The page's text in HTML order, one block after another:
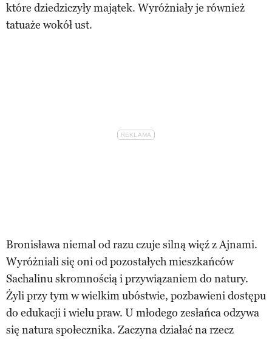
które dziedziczyły majątek. Wyróżniały je również
tatuaże wokół ust.
Bronisława niemal od razu czuje silną więź z Ajnami.
Wyróżniali się oni od pozostałych mieszkańców
Sachalinu skromnością i przywiązaniem do natury.
Żyli przy tym w wielkim ubóstwie, pozbawieni dostępu
do edukacji i wielu praw. U młodego zesłańca odzywa
się natura społecznika. Zaczyna działać na rzecz